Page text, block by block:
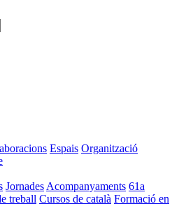
Espais Organització
Jornades Acompanyaments 61a
treball Cursos de català Formació en